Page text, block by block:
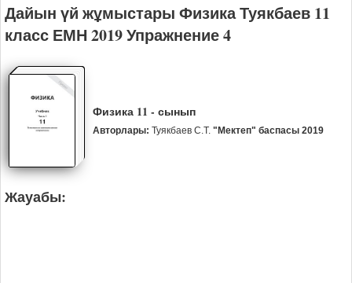
Дайын үй жұмыстары Физика Туякбаев 11
класс ЕМН 2019 Упражнение 4
Физика 11 - сынып
Авторлары: Туякбаев С.Т. "Мектеп" баспасы 2019
Жауабы: